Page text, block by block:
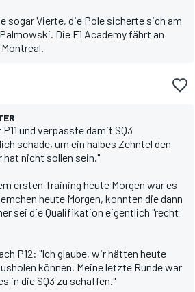
sogar Vierte, die Pole sicherte sich am
Die F1 Academy fährt an
und verpasste damit SQ3
schade, um ein halbes Zehntel den
hat nicht sollen sein."
ersten Training heute Morgen war es
heute Morgen, konnten die dann
sei die Qualifikation eigentlich "recht
P12: "Ich glaube, wir hätten heute
können. Meine letzte Runde war
in die SQ3 zu schaffen."